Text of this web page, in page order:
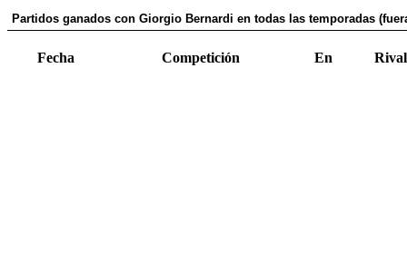
Partidos ganados con Giorgio Bernardi en todas las temporadas
Fecha Competición En Rival